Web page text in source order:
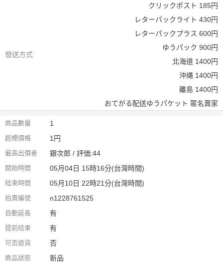
發送方式
クリックポスト 185円
レターパックライト 430円
レターパックプラス 600円
ゆうパック 900円
北海道 1400円
沖縄 1400円
離島 1400円
おてがる配送ゆうパケット 匿名賣家
商品數量 1
起標價格 1円
最高出價者 銀次郎 / 評価:44
開始時間 05月04日 15時16分(台灣時間)
結束時間 05月10日 22時21分(台灣時間)
拍賣編號 n1228761525
自動延長 有
提前結束 有
可否退貨 否
商品狀態 新品